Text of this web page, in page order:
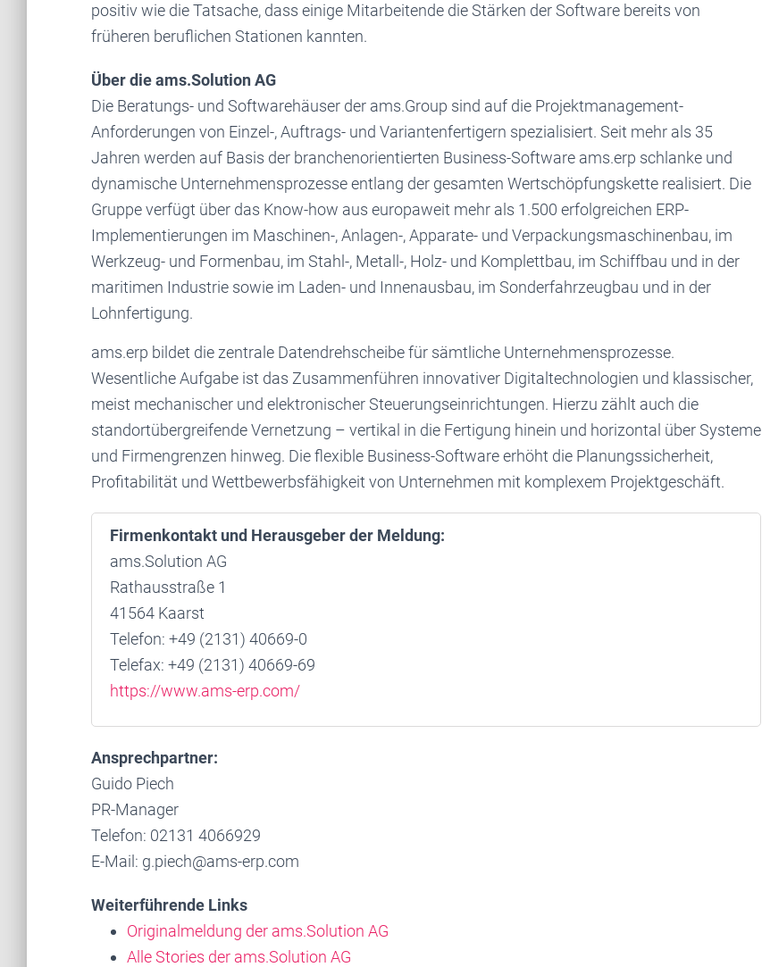
positiv wie die Tatsache, dass einige Mitarbeitende die Stärken der Software bereits von
früheren beruflichen Stationen kannten.
Über die ams.Solution AG
Die Beratungs- und Softwarehäuser der ams.Group sind auf die Projektmanagement-
Anforderungen von Einzel-, Auftrags- und Variantenfertigern spezialisiert. Seit mehr als 35
Jahren werden auf Basis der branchenorientierten Business-Software ams.erp schlanke und
dynamische Unternehmensprozesse entlang der gesamten Wertschöpfungskette realisiert. Die
Gruppe verfügt über das Know-how aus europaweit mehr als 1.500 erfolgreichen ERP-
Implementierungen im Maschinen-, Anlagen-, Apparate- und Verpackungsmaschinenbau, im
Werkzeug- und Formenbau, im Stahl-, Metall-, Holz- und Komplettbau, im Schiffbau und in der
maritimen Industrie sowie im Laden- und Innenausbau, im Sonderfahrzeugbau und in der
Lohnfertigung.
ams.erp bildet die zentrale Datendrehscheibe für sämtliche Unternehmensprozesse.
Wesentliche Aufgabe ist das Zusammenführen innovativer Digitaltechnologien und klassischer,
meist mechanischer und elektronischer Steuerungseinrichtungen. Hierzu zählt auch die
standortübergreifende Vernetzung – vertikal in die Fertigung hinein und horizontal über Systeme
und Firmengrenzen hinweg. Die flexible Business-Software erhöht die Planungssicherheit,
Profitabilität und Wettbewerbsfähigkeit von Unternehmen mit komplexem Projektgeschäft.
Firmenkontakt und Herausgeber der Meldung:
ams.Solution AG
Rathausstraße 1
41564 Kaarst
Telefon: +49 (2131) 40669-0
Telefax: +49 (2131) 40669-69
https://www.ams-erp.com/
Ansprechpartner:
Guido Piech
PR-Manager
Telefon: 02131 4066929
E-Mail: g.piech@ams-erp.com
Weiterführende Links
Originalmeldung der ams.Solution AG
Alle Stories der ams.Solution AG